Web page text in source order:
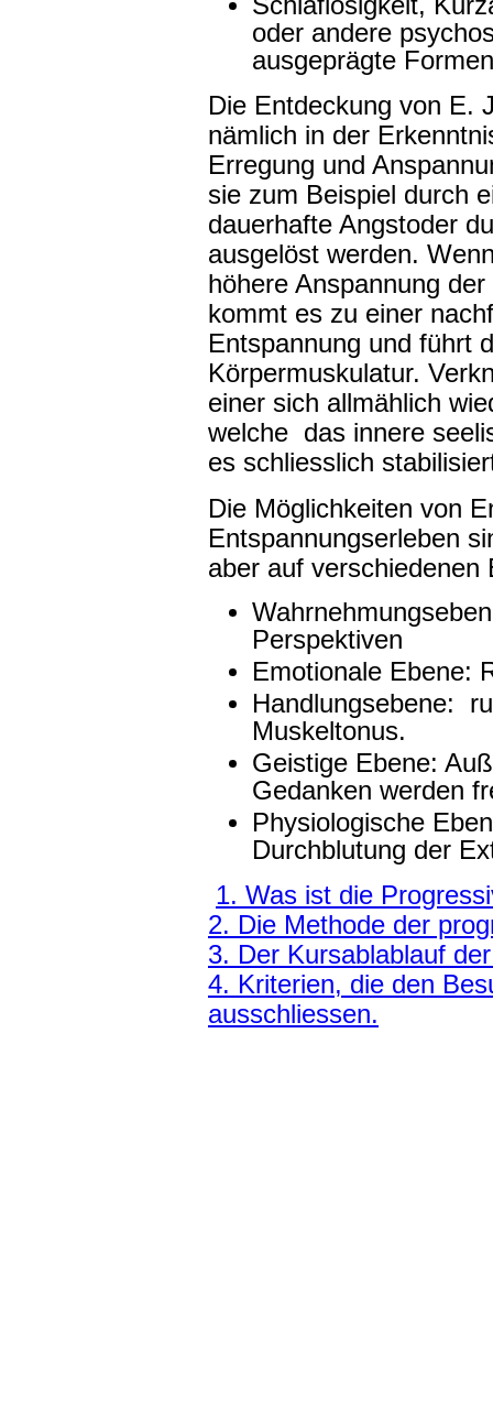
Schlaflosigkeit,
oder andere
ausgeprägte
Die Entdeckung von E.
nämlich in der
Erregung und
sie zum Beispiel durch
dauerhafte Angstoder
ausgelöst werden.
höhere Anspannung
kommt es zu einer
Entspannung und führt
Körpermuskulatur.
einer sich allmählich
welche das innere
es schliesslich
Die Möglichkeiten von
Entspannungserleben
aber auf verschiedenen
Perspektiven
Emotionale Ebene:
Handlungsebene:
Muskeltonus.
Geistige Ebene:
Gedanken werden
Physiologische
Durchblutung der
1. Was ist die
2. Die Methode der
3. Der Kursablablauf
4. Kriterien, die den
ausschliessen.